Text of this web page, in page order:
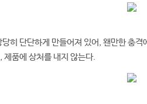
히 단단하게 만들어져 있어, 왠만한 충
제품에 상처를 내지 않는다.